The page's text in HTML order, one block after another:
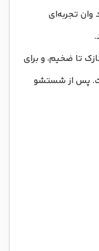
وان تجربه‌ای
تا ضخیم، و برای
پس از شستشو